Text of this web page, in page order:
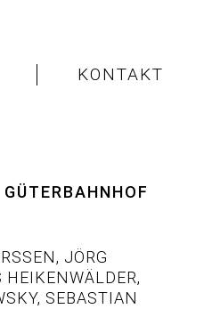
KONTAKT
, JÖRG
HEIKENWÄLDER,
, SEBASTIAN